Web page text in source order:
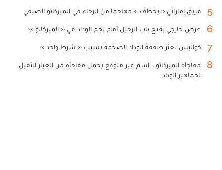
5 فريق إماراتي « يخطف » مهاجما من الرجاء في الميركاتو الصيفي
6 عرض خارجي يفتح باب الرحيل أمام نجم الوداد في « الميركاتو »
7 كواليس تعثر صفقة الوداد الضخمة بسبب « شرط واحد »
8
مفاجأة الميركاتو... اسم غير متوقع يحمل مفاجأة من العيار الثقيل
لجماهير الوداد